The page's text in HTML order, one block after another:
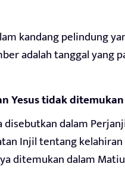
kandang pelindung
adalah tanggal
Yesus tidak
dalam
Injil tentang
ditemukan dalam Matius